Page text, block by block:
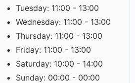
Tuesday: 11:00 - 13:00
Wednesday: 11:00 - 13:00
Thursday: 11:00 - 13:00
Friday: 11:00 - 13:00
Saturday: 10:00 - 14:00
Sunday: 00:00 - 00:00